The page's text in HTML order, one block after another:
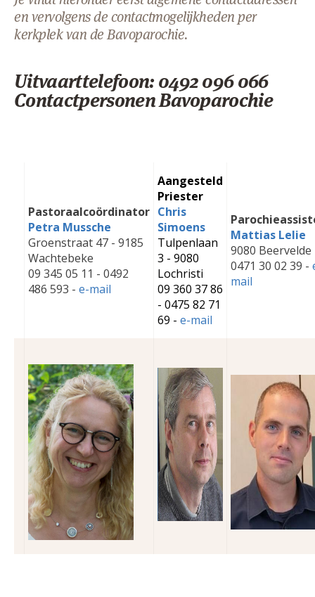
AANMELDEN OF REGISTREREN
en vervolgens de contactmogelijkheden per
kerkplek van de Bavoparochie.
Uitvaarttelefoon:0492 096 066
Contactpersonen Bavoparochie
Pastoraalcoördinator
Petra Mussche
Groenstraat 47 - 9185
Wachtebeke
09 345 05 11 - 0492
486 593 - e-mail
Aangesteld
Priester
Chris
Simoens
Tulpenlaan
3 - 9080
Lochristi
09 360 37 86
- 0475 82 71
69 - e-mail
Mattias Lelie
9080 Beervelde
0471 30 02 39 -
mail
Petra Mussche Chris Simoens